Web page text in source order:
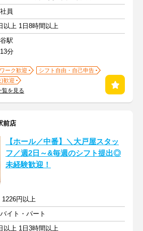
員
以上 1日8時間以上
駅
分
ーク歓迎
シフト自由・自己申告
)歓迎
覧を見る
前店
【ホール／中番】＼大戸屋スタッ
フ／週2日～&毎週のシフト提出◎
未経験歓迎！
1226円以上
イト・パート
以上 1日3時間以上